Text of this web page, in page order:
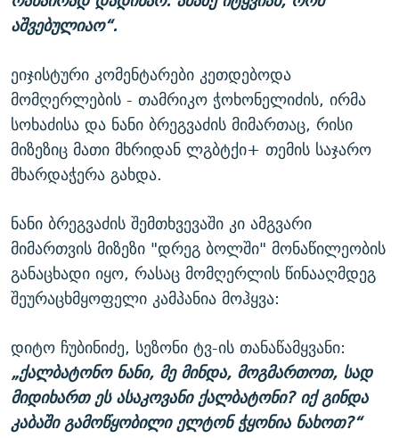
აშვებულიაო“.
ეიჯისტური კომენტარები კეთდებოდა
მომღერლების - თამრიკო ჭოხონელიძის, ირმა
სოხაძისა და ნანი ბრეგვაძის მიმართაც, რისი
მიზეზიც მათი მხრიდან ლგბტქი+ თემის საჯარო
მხარდაჭერა გახდა.
ნანი ბრეგვაძის შემთხვევაში კი ამგვარი
მიმართვის მიზეზი "დრეგ ბოლში" მონაწილეობის
განაცხადი იყო, რასაც მომღერლის წინააღმდეგ
შეურაცხმყოფელი კამპანია მოჰყვა:
დიტო ჩუბინიძე, სეზონი ტვ-ის თანაწამყვანი:
„ქალბატონო ნანი, მე მინდა, მოგმართოთ, სად
მიდიხართ ეს ასაკოვანი ქალბატონი? იქ გინდა
კაბაში გამოწყობილი ელტონ ჭყონია ნახოთ?“